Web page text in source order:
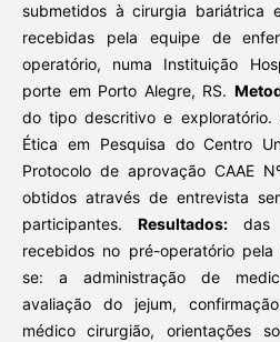
submetidos à cirurgia bariátrica
recebidas pela equipe de
operatório, numa Instituição
porte em Porto Alegre, RS.
do tipo descritivo e exploratório.
Ética em Pesquisa do Centro
Protocolo de aprovação CAAE
obtidos através de entrevista
participantes. Resultados:das
recebidos no pré-operatório
se: a administração de
avaliação do jejum,
médico cirurgião, orientações